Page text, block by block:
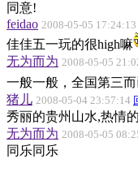
同意!
feidao 2008-05-05 17:24:13
佳佳五一玩的很high嘛
无为而为 2008-05-05
一般一般，全国第三
猪儿 2008-05-04 23:57:14
秀丽的贵州山水,热情
无为而为 2008-05-05
同乐同乐